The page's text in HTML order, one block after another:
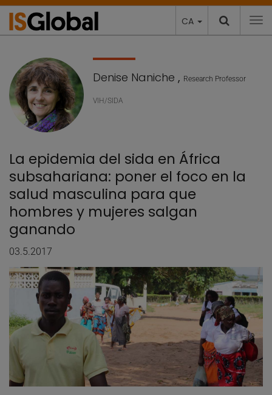
CA
Denise Naniche , Research Professor
VIH/SIDA
La epidemia del sida en África
subsahariana: poner el foco en la
salud masculina para que
hombres y mujeres salgan
ganando
03.5.2017